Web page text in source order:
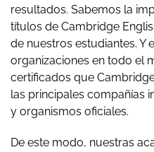
resultados. Sabemos la
títulos de Cambridge
de nuestros estudiantes. Y
organizaciones en todo el
certificados que
las principales compañías
y organismos oficiales.
De este modo, nuestras